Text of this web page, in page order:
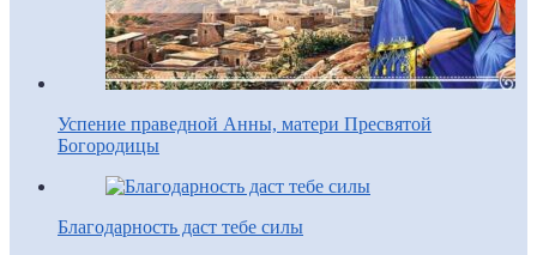
Успение праведной Анны, матери Пресвятой
Богородицы
Благодарность даст тебе силы